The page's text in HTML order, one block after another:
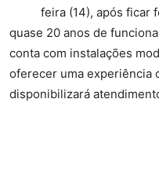
feira (14), após ficar
quase 20 anos de
conta com instalações
oferecer uma experiência
disponibilizará